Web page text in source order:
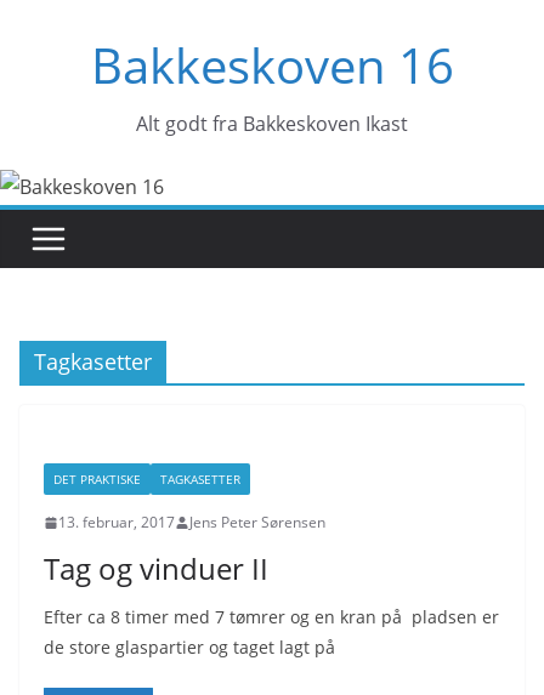
Bakkeskoven 16
Alt godt fra Bakkeskoven Ikast
Tagkasetter
DET PRAKTISKE TAGKASETTER
13. februar, 2017 Jens Peter Sørensen
Tag og vinduer II
Efter ca 8 timer med 7 tømrer og en kran på pladsen er
de store glaspartier og taget lagt på